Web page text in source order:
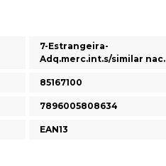
7-Estrangeira-
Adq.merc.int.s/similar nac.
85167100
7896005808634
EAN13